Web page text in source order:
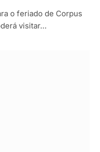
o feriado de Corpus
visitar…